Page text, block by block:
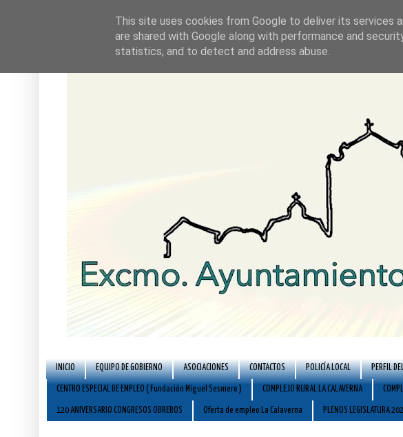
INICIO EQUIPO DE GOBIERNO ASOCIACIONES CONTACTOS POLICÍA LOCAL PERFIL
CENTRO ESPECIAL DE EMPLEO ( Fundación Miguel Sesmero ) COMPLEJO RURAL LA CALAVERNA
120 ANIVERSARIO CONGRESOS OBREROS Oferta de empleo La Calaverna PLENOS LEGISLATURA
This site uses cookies from Google to deliver its services
are shared with Google along with performance and
statistics, and to detect and address abuse.